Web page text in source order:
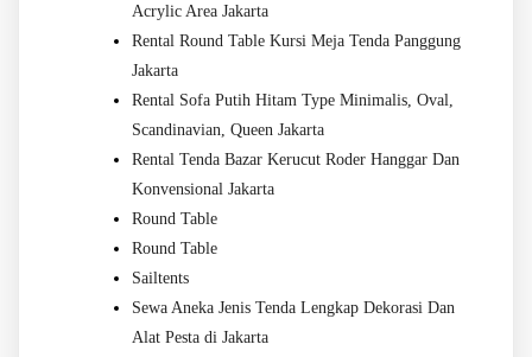
Acrylic Area Jakarta
Rental Round Table Kursi Meja Tenda Panggung
Jakarta
Rental Sofa Putih Hitam Type Minimalis, Oval,
Scandinavian, Queen Jakarta
Rental Tenda Bazar Kerucut Roder Hanggar Dan
Konvensional Jakarta
Round Table
Round Table
Sailtents
Sewa Aneka Jenis Tenda Lengkap Dekorasi Dan
Alat Pesta di Jakarta